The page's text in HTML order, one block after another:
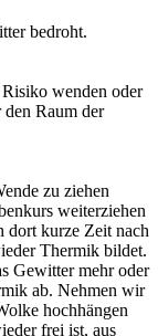
bedroht.
wenden oder
den Raum der
zu ziehen
weiterziehen
dort kurze Zeit nach
Thermik bildet.
Gewitter mehr oder
ab. Nehmen wir
hochhängen
frei ist, aus